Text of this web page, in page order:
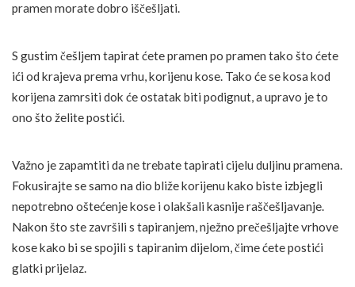
pramen morate dobro iščešljati.
S gustim češljem tapirat ćete pramen po pramen tako što ćete
ići od krajeva prema vrhu, korijenu kose. Tako će se kosa kod
korijena zamrsiti dok će ostatak biti podignut, a upravo je to
ono što želite postići.
Važno je zapamtiti da ne trebate tapirati cijelu duljinu pramena.
Fokusirajte se samo na dio bliže korijenu kako biste izbjegli
nepotrebno oštećenje kose i olakšali kasnije raščešljavanje.
Nakon što ste završili s tapiranjem, nježno prečešljajte vrhove
kose kako bi se spojili s tapiranim dijelom, čime ćete postići
glatki prijelaz.